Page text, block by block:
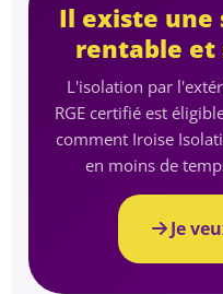
Il existe une
rentable et
L'isolation par
RGE certifié est
comment Iroise
en moins de
Je